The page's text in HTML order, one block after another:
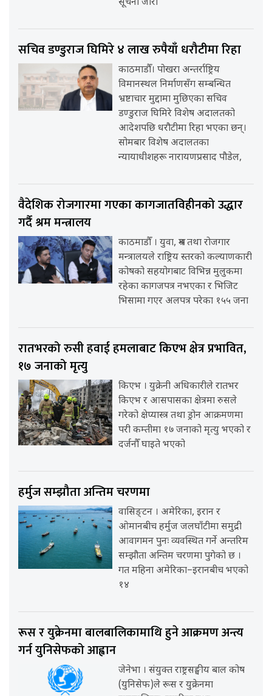
सूचना जारी
सचिव डण्डुराज घिमिरे ४ लाख रुपैयाँ धरौटीमा रिहा
काठमाडौँ। पोखरा अन्तर्राष्ट्रिय
विमानस्थल निर्माणसँग सम्बन्धित
भ्रष्टाचार मुद्दामा मुछिएका सचिव
डण्डुराज घिमिरे विशेष अदालतको
आदेशपछि धरौटीमा रिहा भएका छन्।
सोमबार विशेष अदालतका
न्यायाधीशहरू नारायणप्रसाद पौडेल,
वैदेशिक रोजगारमा गएका कागजातविहीनको उद्धार
गर्दै श्रम मन्त्रालय
काठमाडौँ । युवा, श्रम तथा रोजगार
मन्त्रालयले राष्ट्रिय स्तरको कल्याणकारी
कोषको सहयोगबाट विभिन्न मुलुकमा
रहेका कागजपत्र नभएका र भिजिट
भिसामा गएर अलपत्र परेका १५५ जना
रातभरको रुसी हवाई हमलाबाट किएभ क्षेत्र प्रभावित,
१७ जनाको मृत्यु
किएभ । युक्रेनी अधिकारीले रातभर
किएभ र आसपासका क्षेत्रमा रुसले
गरेको क्षेप्यास्त्र तथा ड्रोन आक्रमणमा
परी कम्तीमा १७ जनाको मृत्यु भएको र
दर्जनौँ घाइते भएको
हर्मुज सम्झौता अन्तिम चरणमा
वासिङ्टन । अमेरिका, इरान र
ओमानबीच हर्मुज जलघाँटीमा समुद्री
आवागमन पुनः व्यवस्थित गर्ने अन्तरिम
सम्झौता अन्तिम चरणमा पुगेको छ ।
गत महिना अमेरिका–इरानबीच भएको
१४
रूस र युक्रेनमा बालबालिकामाथि हुने आक्रमण अन्त्य
गर्न युनिसेफको आह्वान
जेनेभा । संयुक्त राष्ट्रसङ्घीय बाल कोष
(युनिसेफ)ले रूस र युक्रेनमा